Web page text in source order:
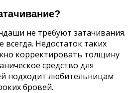
не требуют затачивания.
Недостаток таких
корректировать толщину
средство для
подходит любительницам
бровей.